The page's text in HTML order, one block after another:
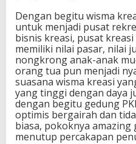
Dengan begitu wisma
untuk menjadi pusat
bisnis kreasi, pusat
memiliki nilai pasar, nilai
nongkrong anak-anak
orang tua pun menjadi
suasana wisma kreasi
yang tinggi dengan daya
dengan begitu gedung
optimis bergairah dan
biasa, pokoknya amazing
menutup percakapan